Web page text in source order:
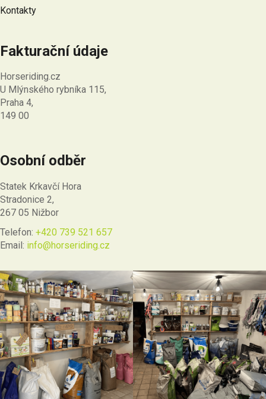
Kontakty
Fakturační údaje
Horseriding.cz
U Mlýnského rybníka 115,
Praha 4,
149 00
Osobní odběr
Statek Krkavčí Hora
Stradonice 2,
267 05 Nižbor
Telefon: +420 739 521 657
Email: info@horseriding.cz